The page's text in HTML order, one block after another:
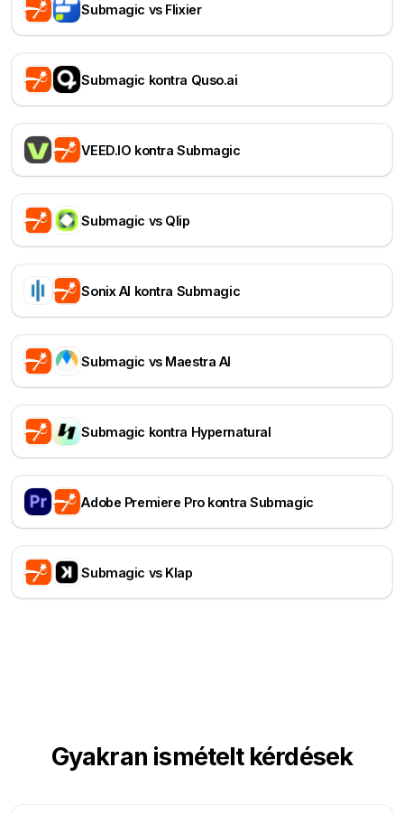
Submagic vs Flixier
Submagic kontra Quso.ai
VEED.IO kontra Submagic
Submagic vs Qlip
Sonix AI kontra Submagic
Submagic vs Maestra AI
Submagic kontra Hypernatural
Adobe Premiere Pro kontra Submagic
Submagic vs Klap
Gyakran ismételt kérdések